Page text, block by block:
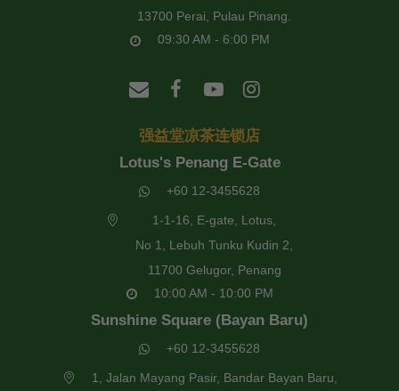
13700 Perai, Pulau Pinang.
09:30 AM - 6:00 PM
强益堂凉茶连锁店
Lotus's Penang E-Gate
+60 12-3455628
1-1-16, E-gate, Lotus,
No 1, Lebuh Tunku Kudin 2,
11700 Gelugor, Penang
10:00 AM - 10:00 PM
Sunshine Square (Bayan Baru)
+60 12-3455628
1, Jalan Mayang Pasir, Bandar Bayan Baru,